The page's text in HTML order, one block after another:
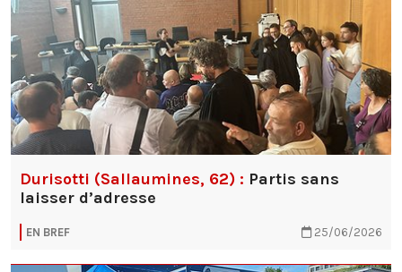
Durisotti (Sallaumines, 62) : Partis sans
laisser d’adresse
EN BREF 25/06/2026